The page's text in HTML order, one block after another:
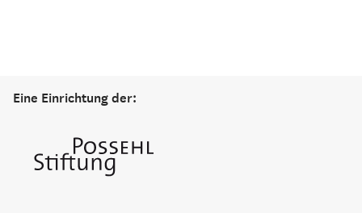
Eine Einrichtung der: